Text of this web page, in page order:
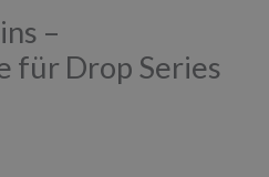
–
Drop Series